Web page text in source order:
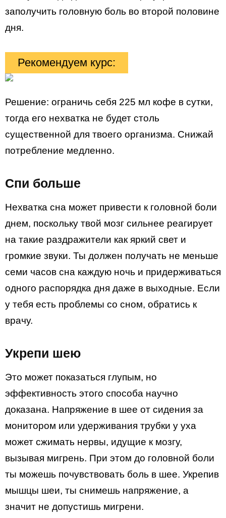
заполучить головную боль во второй половине
дня.
Рекомендуем курс:
Решение: ограничь себя 225 мл кофе в сутки,
тогда его нехватка не будет столь
существенной для твоего организма. Снижай
потребление медленно.
Спи больше
Нехватка сна может привести к головной боли
днем, поскольку твой мозг сильнее реагирует
на такие раздражители как яркий свет и
громкие звуки. Ты должен получать не меньше
семи часов сна каждую ночь и придерживаться
одного распорядка дня даже в выходные. Если
у тебя есть проблемы со сном, обратись к
врачу.
Укрепи шею
Это может показаться глупым, но
эффективность этого способа научно
доказана. Напряжение в шее от сидения за
монитором или удерживания трубки у уха
может сжимать нервы, идущие к мозгу,
вызывая мигрень. При этом до головной боли
ты можешь почувствовать боль в шее. Укрепив
мышцы шеи, ты снимешь напряжение, а
значит не допустишь мигрени.